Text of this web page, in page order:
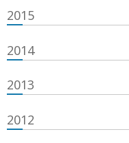
2015
2014
2013
2012